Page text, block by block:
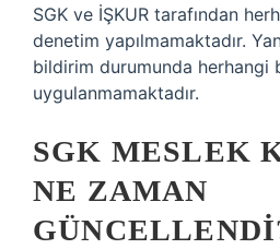
SGK ve İŞKUR tarafından
denetim yapılmamaktadır.
bildirim durumunda herhangi
uygulanmamaktadır.
SGK MESLEK
NE ZAMAN